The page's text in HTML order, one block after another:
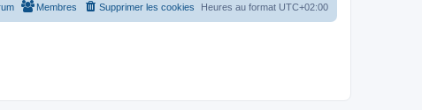
Heures au format UTC+02:00
Supprimer les cookies
Membres